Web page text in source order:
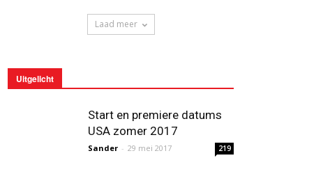
Laad meer
Uitgelicht
Start en premiere datums
USA zomer 2017
Sander - 29 mei 2017 219